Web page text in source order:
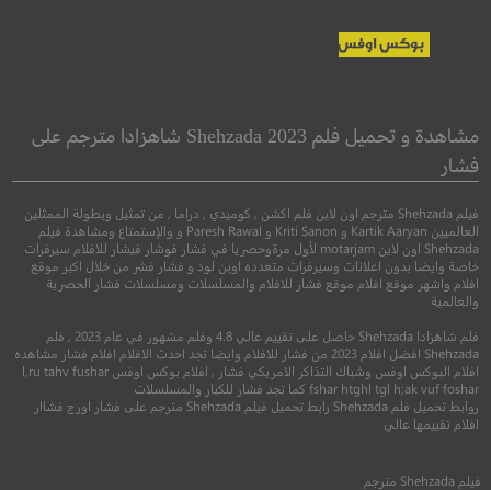
جسد جسد جسد
6.7
ليون: المحترف
جريمة●دراما●
مشاهدة و تحميل فلم Shehzada 2023 شاهزادا مترجم على
فشار
فيلم Shehzada مترجم اون لاين فلم اكشن , كوميدي , دراما , من تمثيل وبطولة الممثلين
العالميين Kartik Aaryan و Kriti Sanon و Paresh Rawal و والإستمتاع ومشاهدة فيلم
Shehzada اون لاين motarjam لأول مرةوحصريا في فشار فوشار فيشار للافلام سيرفرات
خاصة وايضا بدون اعلانات وسيرفرات متعدده اوبن لود و فشار فشر من خلال اكبر موقع
افلام واشهر موقع افلام موقع فشار للافلام والمسلسلات ومسلسلات فشار الحصرية
والعالمية
فلم شاهزادا Shehzada حاصل على تقييم عالي 4.8 وفلم مشهور في عام 2023 , فلم
Shehzada افضل افلام 2023 من فشار للافلام وايضا تجد احدث الافلام افلام فشار مشاهده
افلام البوكس اوفس وشباك التذاكر الامريكي فشار , افلام بوكس اوفس l,ru tahv fushar
fshar htghl tgl h;ak vuf foshar كما تجد فشار للكبار والمسلسلات
روابط تحميل فلم Shehzada رابط تحميل فيلم Shehzada مترجم على فشار اورج فشاار
افلام تقييمها عالي
فيلم Shehzada مترجم